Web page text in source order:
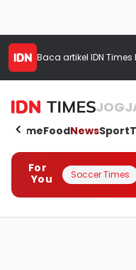
Baca artikel IDN Times
HomeFoodNewsSport
For
You
Soccer Times